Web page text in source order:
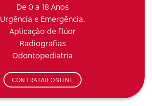
De 0 a 18 Anos
Urgência e Emergência.
Aplicação de flúor
Radiografias
Odontopediatria
CONTRATAR ONLINE